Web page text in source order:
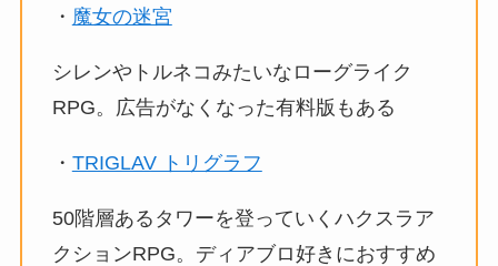
・ 魔女の迷宮
シレンやトルネコみたいなローグライク
RPG。広告がなくなった有料版もある
・ TRIGLAV トリグラフ
50階層あるタワーを登っていくハクスラア
クションRPG。ディアブロ好きにおすすめ